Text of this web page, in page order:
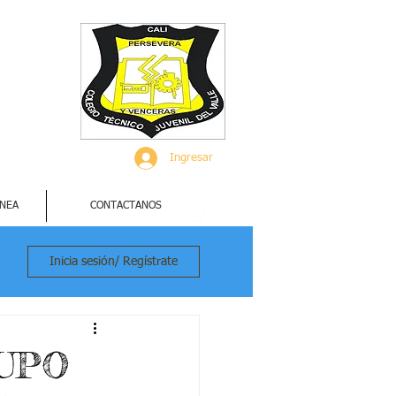
Ingresar
CONTACTANOS
Inicia sesión/ Regístrate